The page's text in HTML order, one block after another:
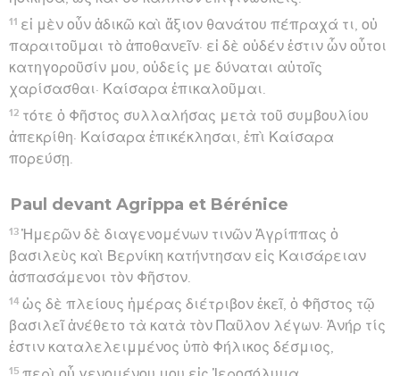
ἐλπίδος ἐγκαλοῦμαι ὑπὸ Ἰουδαίων, βασιλεῦ·
τί ἄπιστον κρίνεται παρ’ ὑμῖν εἰ ὁ θεὸς νεκροὺς
ἐγείρει;
9 Ἐγὼ μὲν οὖν ἔδοξα ἐμαυτῷ πρὸς τὸ ὄνομα Ἰησοῦ τοῦ
Ναζωραίου δεῖν πολλὰ ἐναντία πρᾶξαι·
10 ὃ καὶ ἐποίησα ἐν Ἱεροσολύμοις, καὶ πολλούς τε τῶν
ἁγίων ἐγὼ ἐν φυλακαῖς κατέκλεισα τὴν παρὰ τῶν
κατήνεγκα ψῆφον,
καὶ κατὰ πάσας τὰς συναγωγὰς πολλάκις τιμωρῶν
αὐτοὺς ἠνάγκαζον βλασφημεῖν, περισσῶς τε
ἐμμαινόμενος αὐτοῖς ἐδίωκον ἕως καὶ εἰς τὰς ἔξω
Paul raconte sa conversion
Ἐν οἷς πορευόμενος εἰς τὴν Δαμασκὸν μετ’